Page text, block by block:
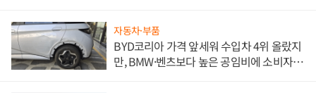
자동차·부품
BYD코리아 가격 앞세워 수입차 4위 올랐지
만, BMW·벤츠보다 높은 공임비에 소비자